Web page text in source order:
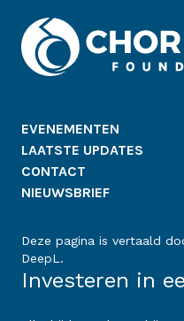
EVENEMENTEN
LAATSTE UPDATES
CONTACT
NIEUWSBRIEF
Deze pagina is vertaald
DeepL.
Investeren in